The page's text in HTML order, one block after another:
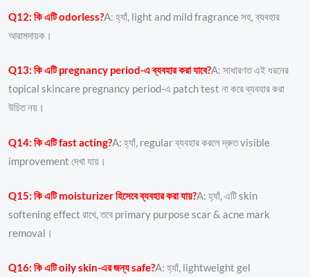
Q12: কি এটি odorless?A: হ্যাঁ, light and mild fragrance সহ, ব্যবহার
আরামদায়ক।
Q13: কি এটি pregnancy period-এ ব্যবহার করা যাবে?A: সাধারণত এই ধরনের
topical skincare pregnancy period-এ patch test না করে ব্যবহার করা
উচিত নয়।
Q14: কি এটি fast acting?A: হ্যাঁ, regular ব্যবহার করলে দ্রুত visible
improvement দেখা যায়।
Q15: কি এটি moisturizer হিসেবে ব্যবহার করা যায়?A: হ্যাঁ, এটি skin
softening effect রাখে, তবে primary purpose scar & acne mark
removal।
Q16: কি এটি oily skin-এর জন্য safe?A: হ্যাঁ, lightweight gel